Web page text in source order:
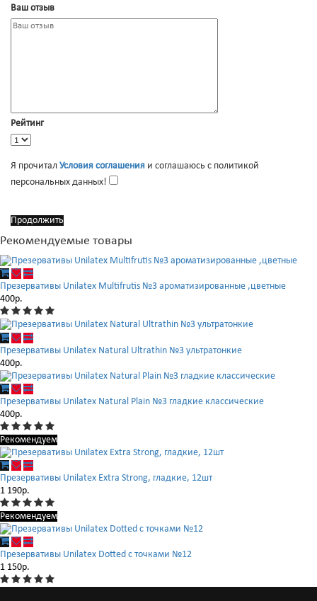
Ваш отзыв
Рейтинг
Я прочитал Условия соглашения и соглашаюсь с политикой
персональных данных!
Продолжить
Рекомендуемые товары
Презервативы Unilatex Multifrutis №3 ароматизированные ,цветные
400р.
Презервативы Unilatex Natural Ultrathin №3 ультратонкие
400р.
Презервативы Unilatex Natural Plain №3 гладкие классические
400р.
Рекомендуем
Презервативы Unilatex Extra Strong, гладкие, 12шт
1 190р.
Рекомендуем
Презервативы Unilatex Dotted с точками №12
1 150р.